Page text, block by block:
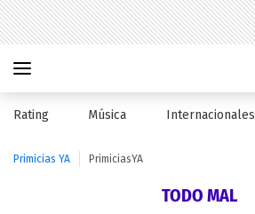
Rating Música Internacionales
Primicias YA PrimiciasYA
TODO MAL